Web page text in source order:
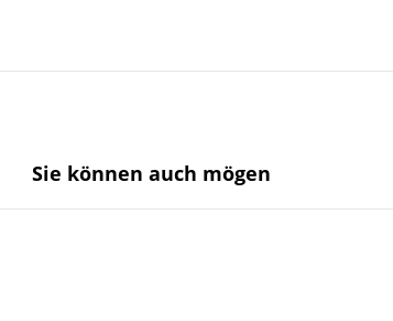
Sie können auch mögen